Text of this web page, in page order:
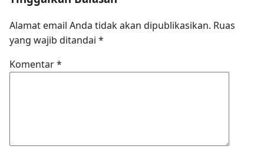
Alamat email Anda tidak akan dipublikasikan. Ruas
yang wajib ditandai *
Komentar*